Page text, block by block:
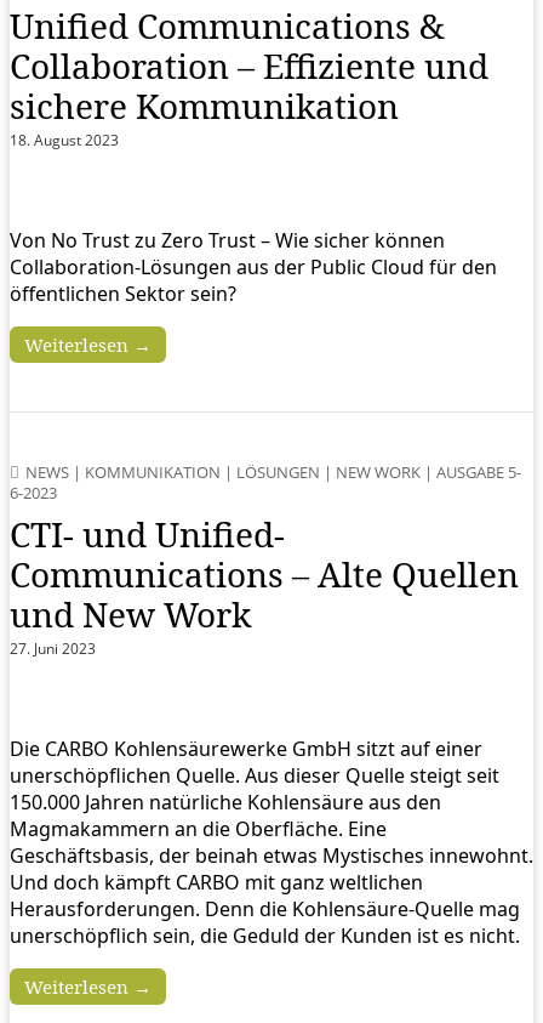
Unified Communications &
Collaboration – Effiziente und
sichere Kommunikation
18. August 2023
Von No Trust zu Zero Trust – Wie sicher können
Collaboration-Lösungen aus der Public Cloud für den
öffentlichen Sektor sein?
Weiterlesen →
NEWS | KOMMUNIKATION | LÖSUNGEN | NEW WORK | AUSGABE 5-
6-2023
CTI- und Unified-
Communications – Alte Quellen
und New Work
27. Juni 2023
Die CARBO Kohlensäurewerke GmbH sitzt auf einer
unerschöpflichen Quelle. Aus dieser Quelle steigt seit
150.000 Jahren natürliche Kohlensäure aus den
Magmakammern an die Oberfläche. Eine
Geschäftsbasis, der beinah etwas Mystisches innewohnt.
Und doch kämpft CARBO mit ganz weltlichen
Herausforderungen. Denn die Kohlensäure-Quelle mag
unerschöpflich sein, die Geduld der Kunden ist es nicht.
Weiterlesen →